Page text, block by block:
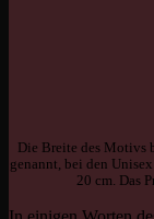
Die Breite des Motivs
genannt, bei den
20 cm. Das